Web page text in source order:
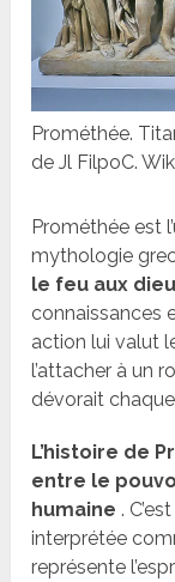
Prométhée.
de Jl FilpoC.
Prométhée est
mythologie
le feu aux
connaissances
action lui valut
l’attacher à un
dévorait
L’histoire de
entre le
humaine .
interprétée
représente